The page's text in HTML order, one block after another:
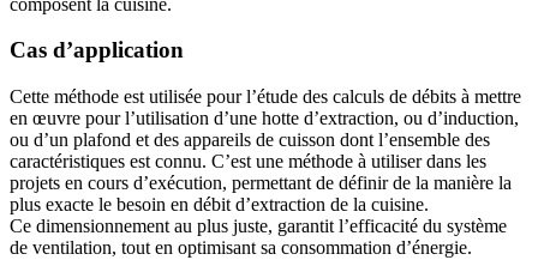
Cas d’application
Cette méthode est utilisée pour l’étude des calculs de débits à mettre
en œuvre pour l’utilisation d’une hotte d’extraction, ou d’induction,
ou d’un plafond et des appareils de cuisson dont l’ensemble des
caractéristiques est connu. C’est une méthode à utiliser dans les
projets en cours d’exécution, permettant de définir de la manière la
plus exacte le besoin en débit d’extraction de la cuisine.
Ce dimensionnement au plus juste, garantit l’efficacité du système
de ventilation, tout en optimisant sa consommation d’énergie.